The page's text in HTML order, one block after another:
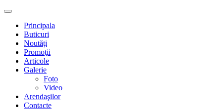
Principala
Buticuri
Noutăţi
Promoţii
Articole
Galerie
Foto
Video
Arendaşilor
Contacte